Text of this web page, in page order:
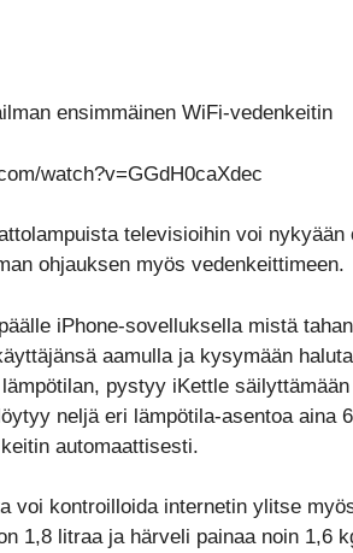
ensimmäinen WiFi-vedenkeitin
watch?v=GGdH0caXdec
televisioihin voi
ohjauksen myös vedenkeittimeen.
iPhone-sovelluksella mistä
aamulla ja kysymään
pystyy iKettle
neljä eri lämpötila-asentoa aina
automaattisesti.
voi kontroilloida internetin ylitse
1,8 litraa ja härveli painaa noin 1,6